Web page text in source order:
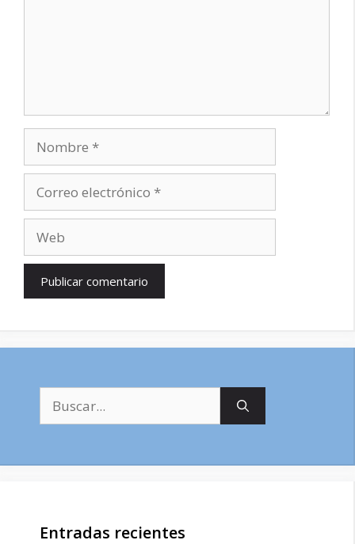
electrónico
Entradas recientes